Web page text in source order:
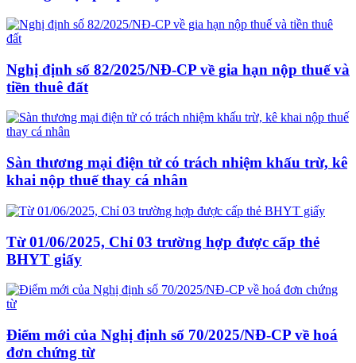
Nghị định số 82/2025/NĐ-CP về gia hạn nộp thuế và
tiền thuê đất
Sàn thương mại điện tử có trách nhiệm khấu trừ, kê
khai nộp thuế thay cá nhân
Từ 01/06/2025, Chỉ 03 trường hợp được cấp thẻ
BHYT giấy
Điểm mới của Nghị định số 70/2025/NĐ-CP về hoá
đơn chứng từ